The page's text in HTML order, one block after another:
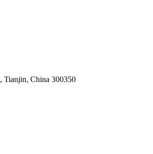
Tianjin, China 300350